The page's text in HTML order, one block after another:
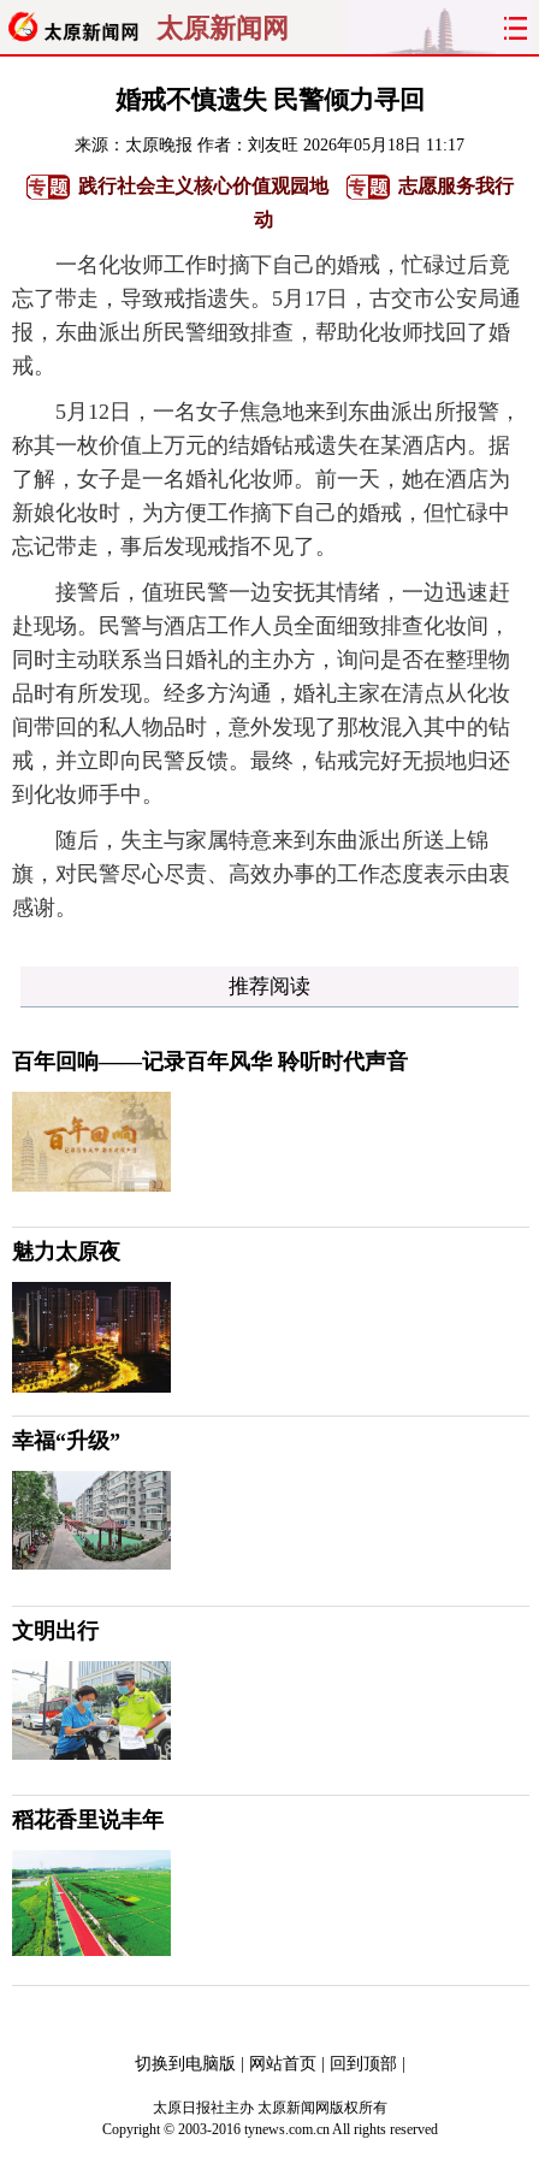
太原新闻网
聚焦 太原
经济 关注 文明 出行
旅游 理财 政务 教育
看天下 晋月读 最太原 网罗民生
婚戒不慎遗失 民警倾力寻回
来源： 太原晚报 作者：刘友旺 2026年05月18日 11:17
践行社会主义核心价值观园地
志愿服务我行
动
一名化妆师工作时摘下自己的婚戒，忙碌过后竟
忘了带走，导致戒指遗失。5月17日，古交市公安局通
报，东曲派出所民警细致排查，帮助化妆师找回了婚
戒。
5月12日，一名女子焦急地来到东曲派出所报警，
称其一枚价值上万元的结婚钻戒遗失在某酒店内。据
了解，女子是一名婚礼化妆师。前一天，她在酒店为
新娘化妆时，为方便工作摘下自己的婚戒，但忙碌中
忘记带走，事后发现戒指不见了。
接警后，值班民警一边安抚其情绪，一边迅速赶
赴现场。民警与酒店工作人员全面细致排查化妆间，
同时主动联系当日婚礼的主办方，询问是否在整理物
品时有所发现。经多方沟通，婚礼主家在清点从化妆
间带回的私人物品时，意外发现了那枚混入其中的钻
戒，并立即向民警反馈。最终，钻戒完好无损地归还
到化妆师手中。
随后，失主与家属特意来到东曲派出所送上锦
旗，对民警尽心尽责、高效办事的工作态度表示由衷
感谢。
推荐阅读
百年回响——记录百年风华 聆听时代声音
魅力太原夜
幸福“升级”
文明出行
稻花香里说丰年
切换到电脑版 | 网站首页| 回到顶部|
太原日报社主办 太原新闻网版权所有
Copyright © 2003-2016 tynews.com.cn All rights reserved